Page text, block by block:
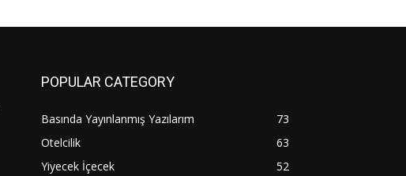
POPULAR CATEGORY
Basında Yayınlanmış Yazılarım
73
Otelcilik
63
Yiyecek İçecek
52